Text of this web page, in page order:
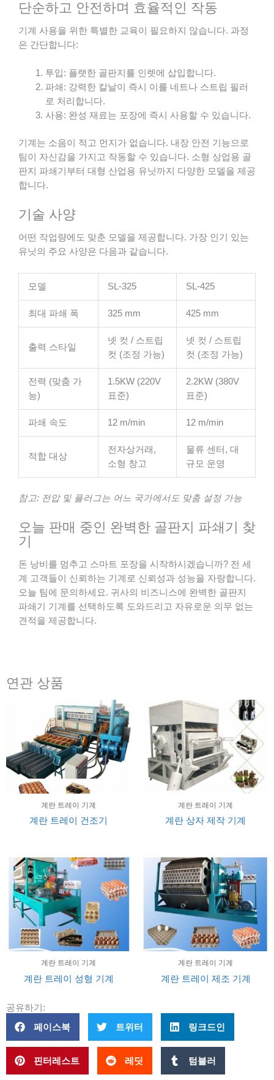
단순하고 안전하며 효율적인 작동
기계 사용을 위한 특별한 교육이 필요하지 않습니다. 과정
은 간단합니다:
투입: 플랫한 골판지를 인렛에 삽입합니다.
파쇄: 강력한 칼날이 즉시 이를 네트나 스트립 필러
로 처리합니다.
사용: 완성 재료는 포장에 즉시 사용할 수 있습니다.
기계는 소음이 적고 먼지가 없습니다. 내장 안전 기능으로
팀이 자신감을 가지고 작동할 수 있습니다. 소형 상업용 골
판지 파쇄기부터 대형 산업용 유닛까지 다양한 모델을 제공
합니다.
기술 사양
어떤 작업량에도 맞춘 모델을 제공합니다. 가장 인기 있는
유닛의 주요 사양은 다음과 같습니다.
모델 SL-325 SL-425
최대 파쇄 폭 325 mm 425 mm
출력 스타일
넷 컷 / 스트립
컷 (조정 가능)
넷 컷 / 스트립
컷 (조정 가능)
전력 (맞춤 가
능)
1.5KW (220V
표준)
2.2KW (380V
표준)
파쇄 속도 12 m/min 12 m/min
적합 대상
전자상거래,
소형 창고
물류 센터, 대
규모 운영
참고: 전압 및 플러그는 어느 국가에서도 맞춤 설정 가능
오늘 판매 중인 완벽한 골판지 파쇄기 찾
기
돈 낭비를 멈추고 스마트 포장을 시작하시겠습니까? 전 세
계 고객들이 신뢰하는 기계로 신뢰성과 성능을 자랑합니다.
오늘 팀에 문의하세요. 귀사의 비즈니스에 완벽한 골판지
파쇄기 기계를 선택하도록 도와드리고 자유로운 의무 없는
견적을 제공합니다.
연관 상품
계란 트레이 기계
계란 트레이 건조기
계란 트레이 기계
계란 상자 제작 기계
계란 트레이 기계
계란 트레이 성형 기계
계란 트레이 기계
계란 트레이 제조 기계
공유하기:
페이스북 트위터 링크드인
핀터레스트 레딧 텀블러